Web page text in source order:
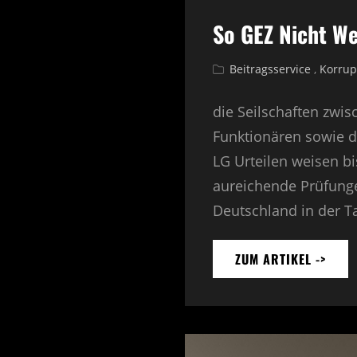
So GEZ Nicht
Cat
Beitragsservice ,
die Seilschaften
Funktionären sowie
LG Urteilen weisen
aureichende
Deutschland in der
ZUM ARTIKEL ->
GEZ